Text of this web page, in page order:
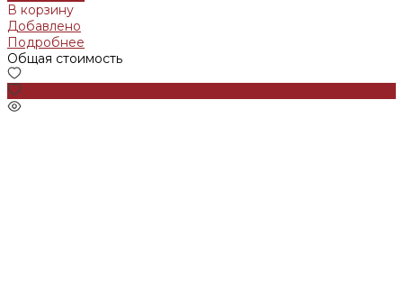
В корзину
Добавлено
Подробнее
Общая стоимость